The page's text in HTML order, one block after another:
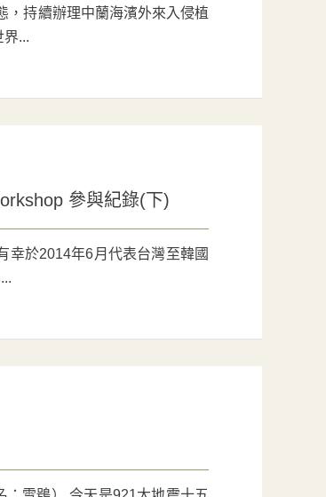
，持續辦理中蘭海濱外來入侵植
...
參與紀錄(下)
幸於2014年6月代表台灣至韓國